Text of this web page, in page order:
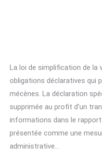
La loi de simplification de la
obligations déclaratives qui
mécènes. La déclaration
supprimée au profit d’un
informations dans le
présentée comme une
administrative…